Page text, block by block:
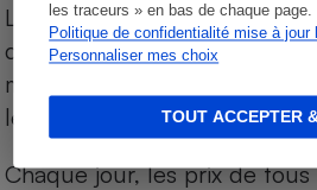
les traceurs » en bas de chaque page.
Politique de confidentialité mise à jour
Personnaliser mes choix
TOUT ACCEPTER
Les comparaisons sont
des produits des magasins.
marques de distributeurs
leurs équivalents chez leurs
Chaque jour, les prix de